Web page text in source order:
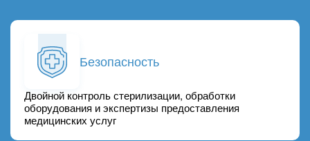
Безопасность
Двойной контроль стерилизации, обработки
оборудования и экспертизы предоставления
медицинских услуг